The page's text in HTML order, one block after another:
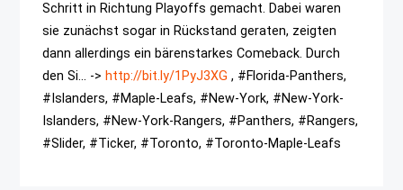
Schritt in Richtung Playoffs gemacht. Dabei waren
sie zunächst sogar in Rückstand geraten, zeigten
dann allerdings ein bärenstarkes Comeback. Durch
den Si... -> http://bit.ly/1PyJ3XG , #Florida-Panthers,
#Islanders, #Maple-Leafs, #New-York, #New-York-
Islanders, #New-York-Rangers, #Panthers, #Rangers,
#Slider, #Ticker, #Toronto, #Toronto-Maple-Leafs